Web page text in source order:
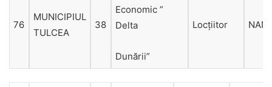
76
MUNICIPIUL
TULCEA
38
Economic ”
Delta
Dunării”
Locțiitor NAN